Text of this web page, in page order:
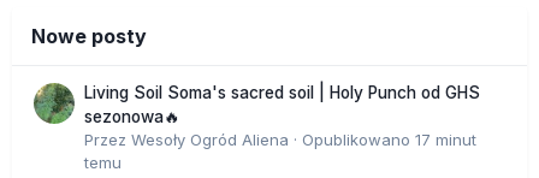
Nowe posty
Living Soil Soma's sacred soil | Holy Punch od GHS
sezonowa🔥
Przez Wesoły Ogród Aliena · Opublikowano 17 minut
temu